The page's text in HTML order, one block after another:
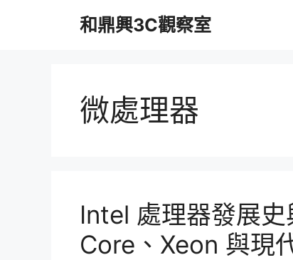
和鼎興3C觀察室
微處理器
Intel 處理器發展
Core、Xeon 與現